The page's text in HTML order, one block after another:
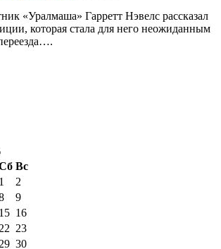
«Уралмаша» Гарретт Нэвелс рассказал
которая стала для него неожиданным
Вс
1
2
9
15 16
22 23
29 30